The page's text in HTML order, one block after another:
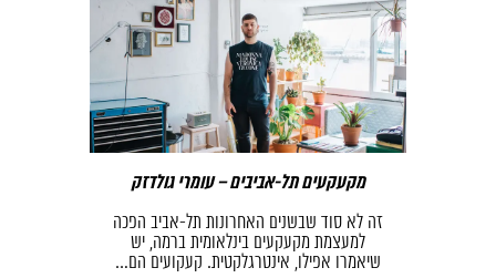
מקעקעים תל-אביבים – עומרי גולדזק
זה לא סוד שבשנים האחרונות תל-אביב הפכה
למעצמת מקעקעים בינלאומית ברמה, יש
שיאמרו אפילו, אינטרגלקטית. קעקועים הם…